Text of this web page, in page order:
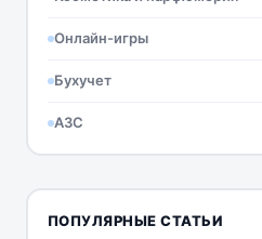
Онлайн-игры
Бухучет
АЗС
ПОПУЛЯРНЫЕ СТАТЬИ